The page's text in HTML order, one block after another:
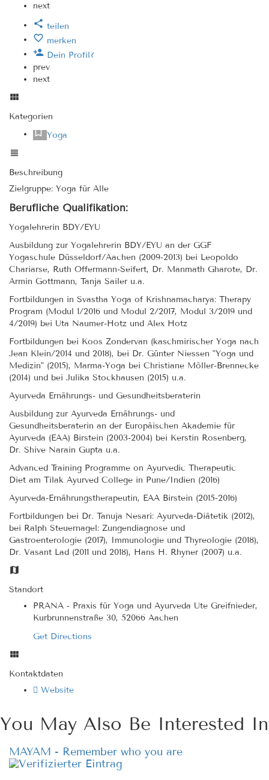
next
teilen
merken
Dein Profil?
prev
next
Kategorien
Yoga
Beschreibung
Zielgruppe: Yoga für Alle
Berufliche Qualifikation:
Yogalehrerin BDY/EYU
Ausbildung zur Yogalehrerin BDY/EYU an der GGF
Yogaschule Düsseldorf/Aachen (2009-2013) bei Leopoldo
Chariarse, Ruth Offermann-Seifert, Dr. Manmath Gharote, Dr.
Armin Gottmann, Tanja Sailer u.a.
Fortbildungen in Svastha Yoga of Krishnamacharya: Therapy
Program (Modul 1/2016 und Modul 2/2017, Modul 3/2019 und
4/2019) bei Uta Naumer-Hotz und Alex Hotz
Fortbildungen bei Koos Zondervan (kaschmirischer Yoga nach
Jean Klein/2014 und 2018), bei Dr. Günter Niessen "Yoga und
Medizin" (2015), Marma-Yoga bei Christiane Möller-Brennecke
(2014) und bei Julika Stockhausen (2015) u.a.
Ayurveda Ernährungs- und Gesundheitsberaterin
Ausbildung zur Ayurveda Ernährungs- und
Gesundheitsberaterin an der Europäischen Akademie für
Ayurveda (EAA) Birstein (2003-2004) bei Kerstin Rosenberg,
Dr. Shive Narain Gupta u.a.
Advanced Training Programme on Ayurvedic Therapeutic
Diet am Tilak Ayurved College in Pune/Indien (2016)
Ayurveda-Ernährungstherapeutin, EAA Birstein (2015-2016)
Fortbildungen bei Dr. Tanuja Nesari: Ayurveda-Diätetik (2012),
bei Ralph Steuernagel: Zungendiagnose und
Gastroenterologie (2017), Immunologie und Thyreologie (2018),
Dr. Vasant Lad (2011 und 2018), Hans H. Rhyner (2007) u.a.
Standort
PRANA - Praxis für Yoga und Ayurveda Ute Greifnieder,
Kurbrunnenstraße 30, 52066 Aachen
Get Directions
Kontaktdaten
Website
You May Also Be Interested In
MAYAM - Remember who you are